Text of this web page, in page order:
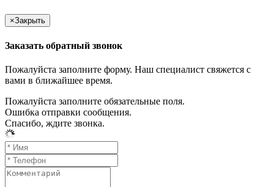
×Закрыть
Заказать обратный звонок
Пожалуйста заполните форму. Наш специалист свяжется с
вами в ближайшее время.
Пожалуйста заполните обязательные поля.
Ошибка отправки сообщения.
Спасибо, ждите звонка.